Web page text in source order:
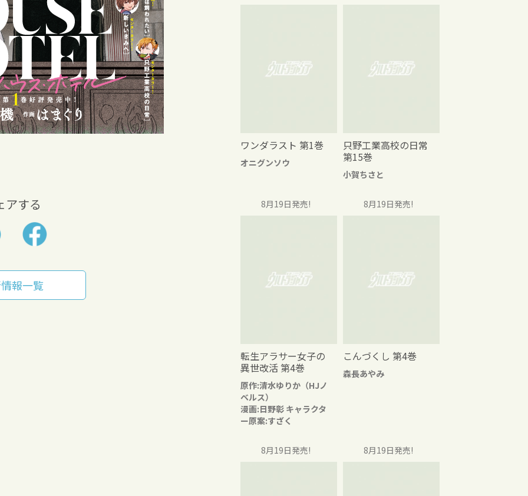
アする
報一覧
ワンダラスト 第1巻
オニグンソウ
只野工業高校の日常
第15巻
小賀ちさと
8月19日発売!
転生アラサー女子の
異世改活 第4巻
原作:清水ゆりか（HJノ
ベルス）
漫画:日野彰 キャラクタ
ー原案:すざく
8月19日発売!
こんづくし 第4巻
森長あやみ
8月19日発売! 8月19日発売!